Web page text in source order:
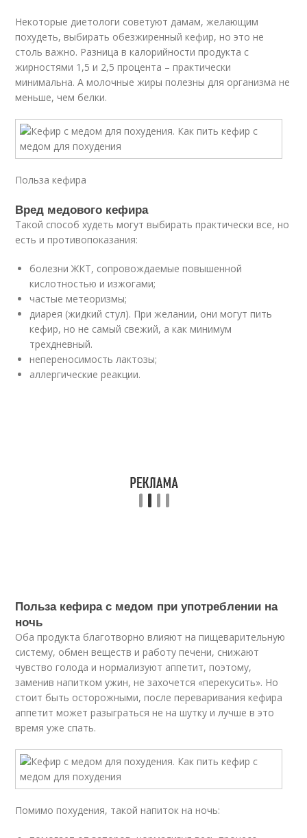
Некоторые диетологи советуют дамам, желающим
похудеть, выбирать обезжиренный кефир, но это не
столь важно. Разница в калорийности продукта с
жирностями 1,5 и 2,5 процента – практически
минимальна. А молочные жиры полезны для организма не
меньше, чем белки.
Польза кефира
Вред медового кефира
Такой способ худеть могут выбирать практически все, но
есть и противопоказания:
болезни ЖКТ, сопровождаемые повышенной
кислотностью и изжогами;
частые метеоризмы;
диарея (жидкий стул). При желании, они могут пить
кефир, но не самый свежий, а как минимум
трехдневный.
непереносимость лактозы;
аллергические реакции.
Польза кефира с медом при употреблении на
ночь
Оба продукта благотворно влияют на пищеварительную
систему, обмен веществ и работу печени, снижают
чувство голода и нормализуют аппетит, поэтому,
заменив напитком ужин, не захочется «перекусить». Но
стоит быть осторожными, после переваривания кефира
аппетит может разыграться не на шутку и лучше в это
время уже спать.
Помимо похудения, такой напиток на ночь: